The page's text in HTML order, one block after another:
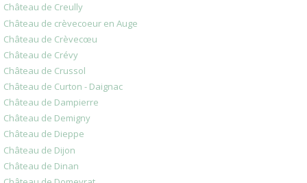
Château de Creully
Château de crèvecoeur en Auge
Château de Crèvecœu
Château de Crévy
Château de Crussol
Château de Curton - Daignac
Château de Dampierre
Château de Demigny
Château de Dieppe
Château de Dijon
Château de Dinan